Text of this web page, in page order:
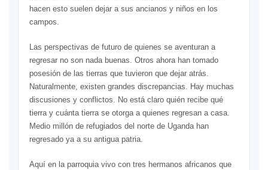
hacen esto suelen dejar a sus ancianos y niños en los
campos.
Las perspectivas de futuro de quienes se aventuran a
regresar no son nada buenas. Otros ahora han tomado
posesión de las tierras que tuvieron que dejar atrás.
Naturalmente, existen grandes discrepancias. Hay muchas
discusiones y conflictos. No está claro quién recibe qué
tierra y cuánta tierra se otorga a quienes regresan a casa.
Medio millón de refugiados del norte de Uganda han
regresado ya a su antigua patria.
Aquí en la parroquia vivo con tres hermanos africanos que